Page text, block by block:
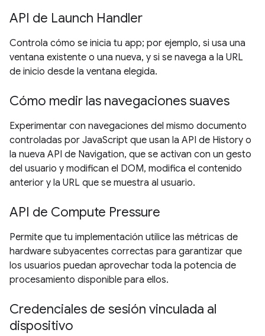
API de Launch Handler
Controla cómo se inicia tu app; por ejemplo, si usa una
ventana existente o una nueva, y si se navega a la URL
de inicio desde la ventana elegida.
Cómo medir las navegaciones suaves
Experimentar con navegaciones del mismo documento
controladas por JavaScript que usan la API de History o
la nueva API de Navigation, que se activan con un gesto
del usuario y modifican el DOM, modifica el contenido
anterior y la URL que se muestra al usuario.
API de Compute Pressure
Permite que tu implementación utilice las métricas de
hardware subyacentes correctas para garantizar que
los usuarios puedan aprovechar toda la potencia de
procesamiento disponible para ellos.
Credenciales de sesión vinculada al
dispositivo